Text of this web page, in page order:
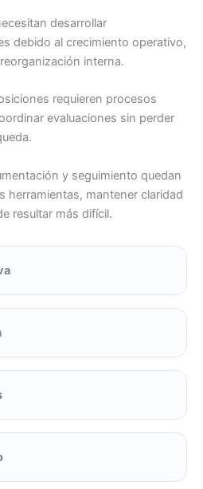
desarrollar
debido al crecimiento operativo,
interna.
requieren procesos
evaluaciones sin perder
y seguimiento quedan
herramientas, mantener claridad
resultar más difícil.